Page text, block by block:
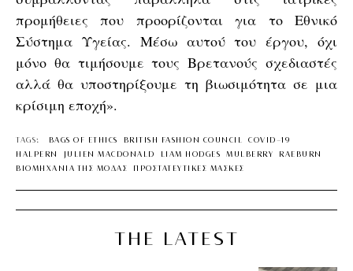
προμήθειες που προορίζονται για το Εθνικό
Σύστημα Υγείας. Μέσω αυτού του έργου, όχι
μόνο θα τιμήσουμε τους Βρετανούς σχεδιαστές
αλλά θα υποστηρίξουμε τη βιωσιμότητα σε μια
κρίσιμη εποχή».
TAGS: BAGS OF ETHICS BRITISH FASHION COUNCIL
COVID-19
HALPERN
JULIEN MACDONALD LIAM HODGES MULBERRY
RAEBURN
ΒΙΟΜΗΧΑΝΙΑ ΤΗΣ ΜΟΔΑΣ
ΠΡΟΣΤΑΤΕΥΤΙΚΕΣ ΜΑΣΚΕΣ
THE LATEST